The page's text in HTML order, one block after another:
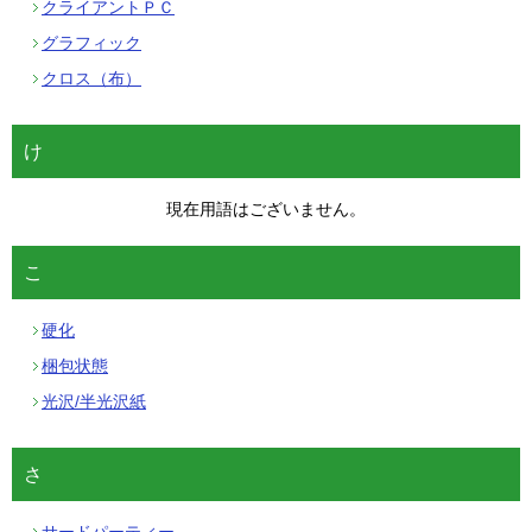
クライアントＰＣ
グラフィック
クロス（布）
け
現在用語はございません。
こ
硬化
梱包状態
光沢/半光沢紙
さ